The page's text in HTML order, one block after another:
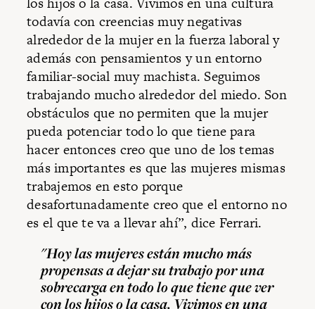
todavía con creencias muy negativas
alrededor de la mujer en la fuerza laboral y
además con pensamientos y un entorno
familiar-social muy machista. Seguimos
trabajando mucho alrededor del miedo. Son
obstáculos que no permiten que la mujer
pueda potenciar todo lo que tiene para
hacer entonces creo que uno de los temas
más importantes es que las mujeres mismas
trabajemos en esto porque
desafortunadamente creo que el entorno no
es el que te va a llevar ahí”, dice Ferrari.
"Hoy las mujeres están mucho más
propensas a dejar su trabajo por una
sobrecarga en todo lo que tiene que ver
con los hijos o la casa. Vivimos en una